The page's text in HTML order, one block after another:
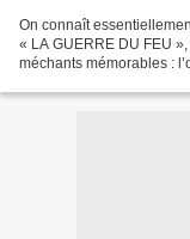
On connaît
« LA GUERRE DU FEU
méchants mémorables :